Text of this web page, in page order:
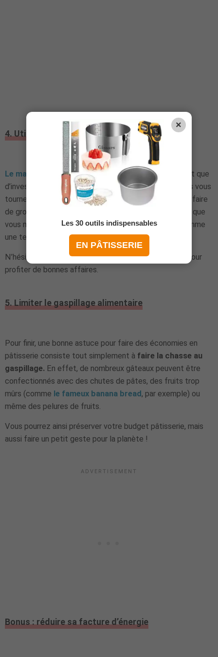
4. Utiliser des équipements d’occasion
Le matériel en pâtisserieest loin d’être donné. Plutôt que
d’investir dans des équipements neufs, pourquoi ne pas vous
tourner vers du matériel d’occasion. Vous pourrez ainsi faire
de grosses économies, en particulier sur des machines que
vous n’utiliserez le plus souvent pas tous les jours (comme
une tempéreuse à chocolat, une dresseuse, etc.).
N’hésitez pas à faire un tour sur les sites spécialisés pour
profiter de bonnes affaires.
5. Limiter le gaspillage alimentaire
Pour finir, une bonne astuce pour faire des économies en
pâtisserie consiste tout simplement à faire la chasse au
gaspillage. En effet, de nombreux gâteaux peuvent être
confectionnés avec des chutes de pâtes, des fruits trop
mûrs (comme le fameux banana bread , par exemple) ou
même des pelures de fruits.
Vous pourrez ainsi préserver votre budget pâtisserie, mais
aussi faire un petit geste pour la planète !
Bonus : réduire sa facture d’énergie
×
Les 30 outils indispensables
EN PÂTISSERIE